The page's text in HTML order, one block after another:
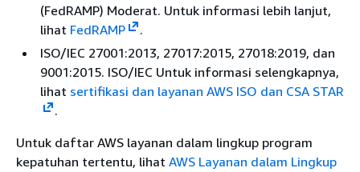
(FedRAMP) Moderat. Untuk informasi lebih lanjut,
lihat FedRAMP
.
ISO/IEC 27001:2013, 27017:2015, 27018:2019, dan
9001:2015. ISO/IEC Untuk informasi selengkapnya,
lihat sertifikasi dan layanan AWS ISO dan CSA STAR
.
Untuk daftar AWS layanan dalam lingkup program
kepatuhan tertentu, lihat AWS Layanan dalam Lingkup